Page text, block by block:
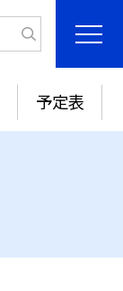
予定表